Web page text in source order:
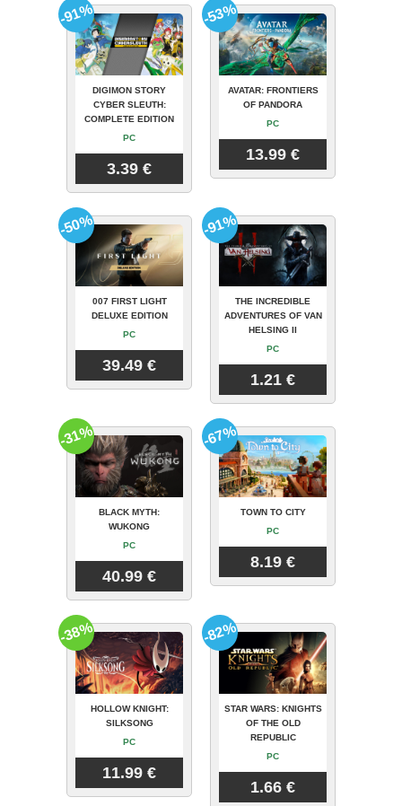
DIGIMON STORY
CYBER SLEUTH:
COMPLETE EDITION
PC
3.39 €
-91%
AVATAR: FRONTIERS
OF PANDORA
PC
13.99 €
-53%
007 FIRST LIGHT
DELUXE EDITION
PC
39.49 €
-50%
THE INCREDIBLE
ADVENTURES OF VAN
HELSING II
PC
1.21 €
-91%
BLACK MYTH:
WUKONG
PC
40.99 €
-31%
TOWN TO CITY
PC
8.19 €
-67%
HOLLOW KNIGHT:
SILKSONG
PC
11.99 €
-38%
STAR WARS: KNIGHTS
OF THE OLD
REPUBLIC
PC
1.66 €
-82%